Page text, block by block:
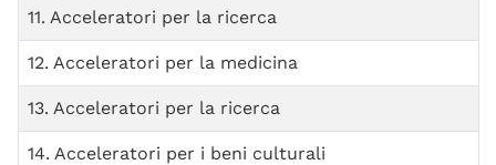
11. Acceleratori per la ricerca
12. Acceleratori per la medicina
13. Acceleratori per la ricerca
14. Acceleratori per i beni culturali